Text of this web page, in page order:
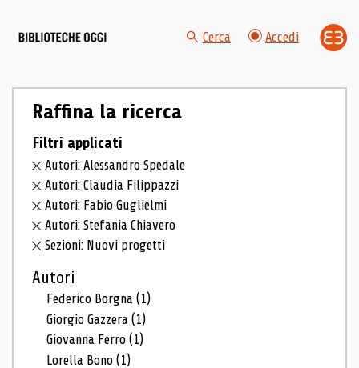
Cerca Accedi
Raffina la ricerca
Filtri applicati
Autori: Alessandro Spedale
Autori: Claudia Filippazzi
Autori: Fabio Guglielmi
Autori: Stefania Chiavero
Sezioni: Nuovi progetti
Autori
Federico Borgna(1)
Giorgio Gazzera(1)
Giovanna Ferro(1)
Lorella Bono(1)